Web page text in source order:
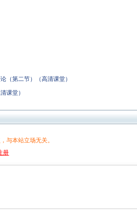
（第二节）（高清课堂）
课堂）
与本站立场无关。
册